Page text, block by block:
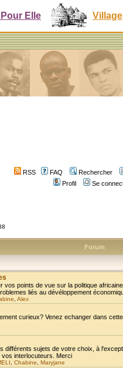
Elle Village
RSS FAQ
Rechercher
Profil
Se
Forum
vos points de vue sur la politique
liés au dévéloppement
Alex
curieux? Venez echanger dans
différents sujets de votre choix, à
interlocuteurs. Merci
Chabine Maryjane